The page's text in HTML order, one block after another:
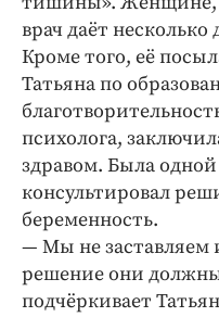
врач даёт
Кроме того, её
Татьяна по
психолога,
здравом. Была
консультировал
беременность.
— Мы не заставляем
решение они
подчёркивает